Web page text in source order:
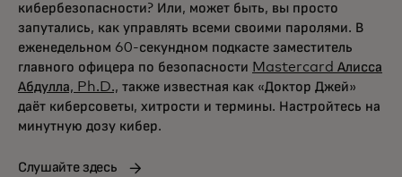
кибербезопасности? Или, может быть, вы просто
запутались, как управлять всеми своими паролями. В
еженедельном 60-секундном подкасте заместитель
главного офицера по безопасности Mastercard Алисса
Абдулла, Ph.D., также известная как «Доктор Джей»
даёт киберсоветы, хитрости и термины. Настройтесь на
минутную дозу кибер.
Слушайте здесь